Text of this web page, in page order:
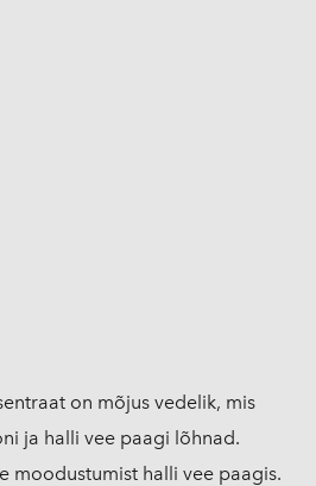
on mõjus vedelik, mis
ja halli vee paagi lõhnad.
moodustumist halli vee paagis.